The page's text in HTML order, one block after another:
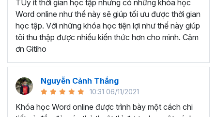
Ứng viên muốn làm đẹp CV và gây ấn tượng trong
mắt nhà tuyển dụng
Giáo viên, giảng viên muốn sử dụng Word để soạn
giáo án, bài giảng.
BẠN SẼ HỌC ĐƯỢC GÌ Ở
KHÓA HỌC TUYỆT ĐỈNH
MICROSOFT WORD?
TUy ít thời gian học tập nhưng có những khóa học
Word online như thế này sẽ giúp tối ưu được thời gian
học tập. Với những khóa học tiện lợi như thế này giúp
tôi thu thập được nhiều kiến thức hơn cho mình. Cảm
ơn Gitiho
Nguyễn Cảnh Thắng
10:31 06/11/2021
Khóa học Word online được trình bày một cách chi